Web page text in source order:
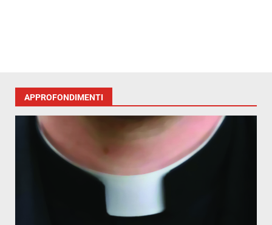
APPROFONDIMENTI